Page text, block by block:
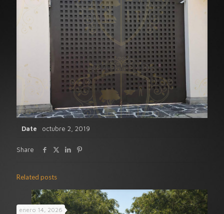
Date octubre 2, 2019
Share
Related posts
enero 14, 2026